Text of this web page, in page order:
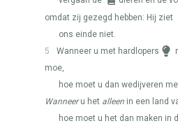
omdat zij gezegd hebben: Hij ziet
ons einde niet.
5
Wanneer u met hardlopers
moe,
hoe moet u dan wedijveren
Wanneeru het alleen in een land
hoe moet u het dan maken in